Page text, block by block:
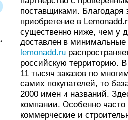
поставщиками. Благодаря
приобретение в
существенно ниже, чем у
доставлен в
lemonadd.ru
российскую территорию. В
11 тысяч заказов по
самих покупателей, то
2000 имен и названий.
компании. Особенно
коммерческие и